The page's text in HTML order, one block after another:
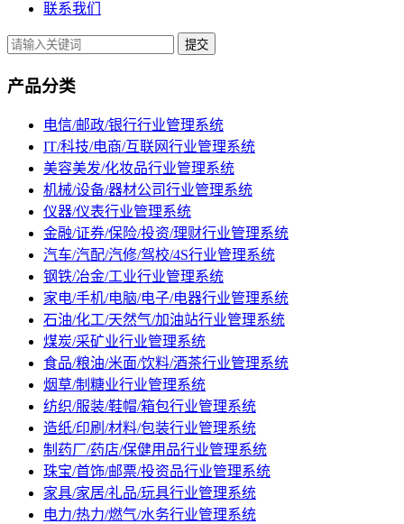
联系我们
提交
产品分类
电信/邮政/银行行业管理系统
IT/科技/电商/互联网行业管理系统
美容美发/化妆品行业管理系统
机械/设备/器材公司行业管理系统
仪器/仪表行业管理系统
金融/证券/保险/投资/理财行业管理系统
汽车/汽配/汽修/驾校/4S行业管理系统
钢铁/冶金/工业行业管理系统
家电/手机/电脑/电子/电器行业管理系统
石油/化工/天然气/加油站行业管理系统
煤炭/采矿业行业管理系统
食品/粮油/米面/饮料/酒茶行业管理系统
烟草/制糖业行业管理系统
纺织/服装/鞋帽/箱包行业管理系统
造纸/印刷/材料/包装行业管理系统
制药厂/药店/保健用品行业管理系统
珠宝/首饰/邮票/投资品行业管理系统
家具/家居/礼品/玩具行业管理系统
电力/热力/燃气/水务行业管理系统